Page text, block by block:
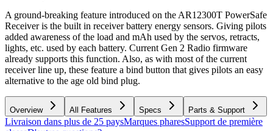
A ground-breaking feature introduced on the AR12300T PowerSafe
Receiver is the built in receiver battery energy sensors. Giving pilots
added awareness of the load and mAh used by the servos, retracts,
lights, etc. used by each battery. Current Gen 2 Radio firmware
already supports this function. Also, as with most of the current
receiver line up, these feature a bind button that gives pilots an easy
alternative to the age old bind plug.
Overview All Features Specs Parts & Support
Livraison dans plus de 25 paysMarques pharesSupport de première